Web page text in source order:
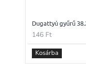
146 Ft
Kosárba